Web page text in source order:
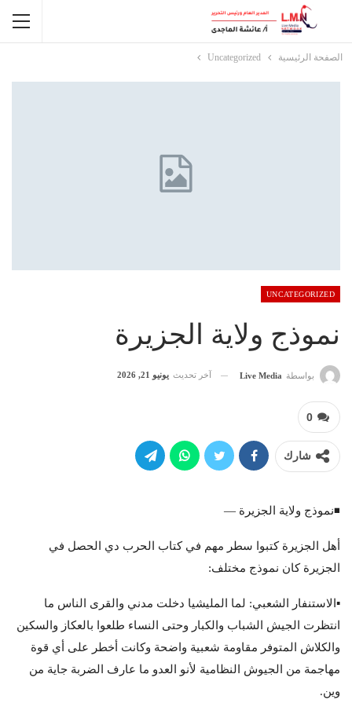
الصفحة الرئيسية Uncategorized
UNCATEGORIZED
نموذج ولاية الجزيرة
بواسطة Live Media آخر تحديث يونيو 21, 2026
0
شارك
◾️نموذج ولاية الجزيرة —
أهل الجزيرة كتبوا سطر مهم في كتاب الحرب دي الحصل في
الجزيرة كان نموذج مختلف:
▪️الاستنفار الشعبي: لما المليشيا دخلت مدني والقرى الناس ما
انتظرت الجيش الشباب والكبار وحتى النساء طلعوا بالعكاز والسكين
والكلاش المتوفر مقاومة شعبية واضحة وكانت أخطر على أي قوة
مهاجمة من الجيوش النظامية لأنو العدو ما عارف الضربة جاية من
وين.